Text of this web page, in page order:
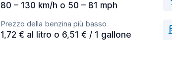
80 – 130 km/h o 50 – 81 mph
Prezzo della benzina più basso
1,72 € al litro o 6,51 € / 1 gallone